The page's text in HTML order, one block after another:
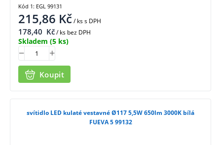
215,86 Kč/ kss DPH
178,40 Kč/ ks bez DPH
Skladem (5 ks)
Koupit
Kód 1: EGL 99131
svítidlo LED kulaté vestavné Ø117 5,5W 650lm 3000K bílá
FUEVA 5 99132